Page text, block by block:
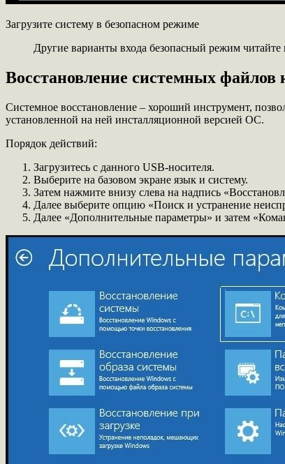
Загрузите систему в безопасном режиме
Другие варианты входа безопасный режим
Восстановление системных файлов
Системное восстановление – хороший инструмент,
установленной на ней инсталляционной версией ОС.
Порядок действий:
Загрузитесь с данного USB-носителя.
Выберите на базовом экране язык и систему.
Затем нажмите внизу слева на надпись
Далее выберите опцию «Поиск и устранение
Далее «Дополнительные параметры» и затем